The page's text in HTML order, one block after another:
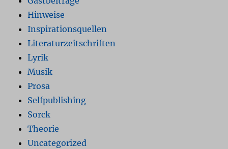
Hinweise
Inspirationsquellen
Literaturzeitschriften
Lyrik
Musik
Prosa
Selfpublishing
Sorck
Theorie
Uncategorized